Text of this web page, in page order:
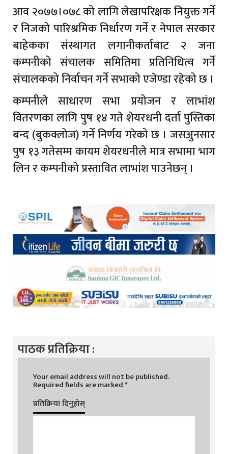
आव २०७७।०७८ को लागि लेखापरिक्षक नियुक्त गर्ने
र निजको पारिश्रमिक निर्धारण गर्ने र नेपाल सरकार
बाहेकका संस्थागत लगानीकर्ताबाट २ जना
कम्पनीको संचालक समितिमा प्रतिनिधित्व गर्ने
संचालकको निर्वाचन गर्ने सभाको एजेण्डा रहेको छ ।
कम्पनीले साधारण सभा प्रयोजन र लाभांश
वितरणका लागि पुष १४ गते शेयरधनी दर्ता पुस्तिका
बन्द (बुकक्लोज) गर्ने निर्णय गरेको छ । जसअुनसार
पुष १३ गतेसम्म कायम शेयरधनीले मात्र सभामा भाग
लिन र कम्पनीको प्रस्तावित लाभांश पाउनेछन् ।
पाठक प्रतिक्रिया :
Your email address will not be published.
Required fields are marked*
प्रतिक्रिया दिनुहोस्